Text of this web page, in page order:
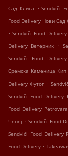
Сад Клиса . Sendviči
Food Delivery Нови Сад
. Sendviči Food
Delivery Ветерник
.
Sendviči Food
Сремска Каменица Кип
Delivery Футог .
Sendviči Food Delivery
Food Delivery
Ченеј . Sendviči Food
Sendviči Food Delivery
Food Delivery .